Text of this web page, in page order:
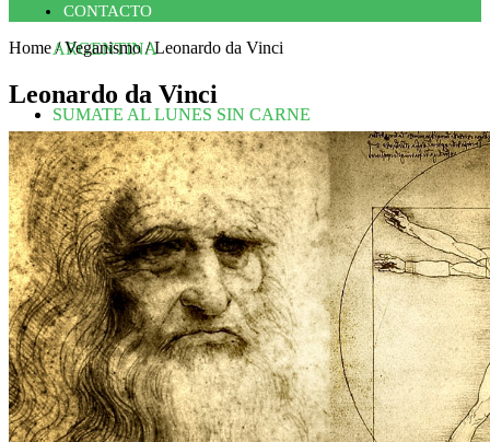
ARGENTINA
SUMATE AL LUNES SIN CARNE
CONTACTO
Home/Veganismo/Leonardo da Vinci
Leonardo da Vinci